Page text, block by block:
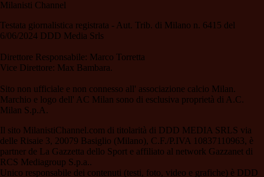
Milanisti Channel
Testata giornalistica registrata - Aut. Trib. di Milano n. 6415 del
6/06/2024 DDD Media Srls
Direttore Responsabile: Marco Torretta
Vice Direttore: Max Bambara.
Sito non ufficiale e non connesso all' associazione calcio Milan.
Marchio e logo dell' AC Milan sono di esclusiva proprietà di A.C.
Milan S.p.A.
Il sito MilanistiChannel.com di titolarità di DDD MEDIA SRLS via
delle Risaie 3, 20079 Basiglio (Milano), C.F./P.IVA 10837110963, è
partner de La Gazzetta dello Sport e affiliato al network Gazzanet di
RCS Mediagroup S.p.a..
Unico responsabile dei contenuti (testi, foto, video e grafiche) è DDD